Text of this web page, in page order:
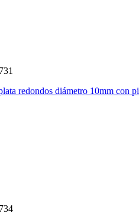
redondos diámetro 10mm con